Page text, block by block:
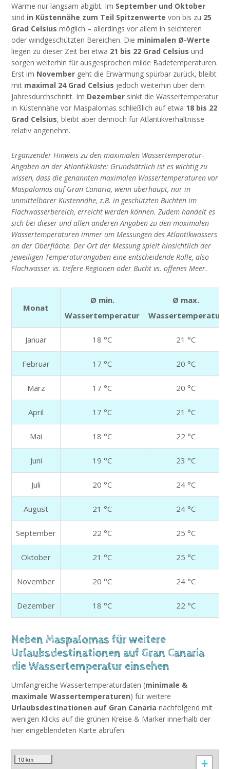
Wärme nur langsam abgibt. Im September und Oktober
sind in Küstennähe zum Teil Spitzenwerte von bis zu 25
Grad Celsius möglich – allerdings vor allem in seichteren
oder windgeschützten Bereichen. Die minimalen Ø-Werte
liegen zu dieser Zeit bei etwa 21 bis 22 Grad Celsius und
sorgen weiterhin für ausgesprochen milde Badetemperaturen.
Erst im November geht die Erwärmung spürbar zurück, bleibt
mit maximal 24 Grad Celsius jedoch weiterhin über dem
Jahresdurchschnitt. Im Dezember sinkt die Wassertemperatur
in Küstennähe vor Maspalomas schließlich auf etwa 18 bis 22
Grad Celsius, bleibt aber dennoch für Atlantikverhältnisse
relativ angenehm.
Ergänzender Hinweis zu den maximalen Wassertemperatur-
Angaben an der Atlantikküste: Grundsätzlich ist es wichtig zu
wissen, dass die genannten maximalen Wassertemperaturen vor
Maspalomas auf Gran Canaria, wenn überhaupt, nur in
unmittelbarer Küstennähe, z.B. in geschützten Buchten im
Flachwasserbereich, erreicht werden können. Zudem handelt es
sich bei dieser und allen anderen Angaben zu den maximalen
Wassertemperaturen immer um Messungen des Atlantikwassers
an der Oberfläche. Der Ort der Messung spielt hinsichtlich der
jeweiligen Temperaturangaben eine entscheidende Rolle, also
Flachwasser vs. tiefere Regionen oder Bucht vs. offenes Meer.
Monat
Ø min.
Wassertemperatur
Ø max.
Wassertemperatur
Januar 18 °C 21 °C
Februar 17 °C 20 °C
März 17 °C 20 °C
April 17 °C 21 °C
Mai 18 °C 22 °C
Juni 19 °C 23 °C
Juli 20 °C 24 °C
August 21 °C 24 °C
September 22 °C 25 °C
Oktober 21 °C 25 °C
November 20 °C 24 °C
Dezember 18 °C 22 °C
Neben Maspalomas für weitere
Urlaubsdestinationen auf Gran Canaria
die Wassertemperatur einsehen
Umfangreiche Wassertemperaturdaten (minimale &
maximale Wassertemperaturen) für weitere
Urlaubsdestinationen auf Gran Canaria nachfolgend mit
wenigen Klicks auf die grünen Kreise & Marker innerhalb der
hier eingeblendeten Karte abrufen:
10 km +